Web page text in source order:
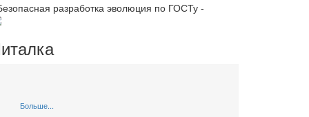
разработка эволюция по ГОСТу -
Больше...